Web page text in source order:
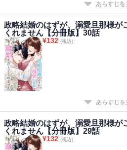
あらすじを
政略結婚のはずが、溺愛旦那様が
くれません【分冊版】30話
¥132 (税込)
あらすじを
政略結婚のはずが、溺愛旦那様が
くれません【分冊版】29話
¥132 (税込)